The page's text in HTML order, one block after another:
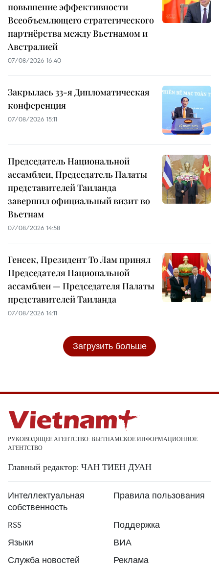
повышение эффективности
Всеобъемлющего стратегического
партнёрства между Вьетнамом и
Австралией
07/08/2026 16:40
Закрылась 33-я Дипломатическая
конференция
07/08/2026 15:11
Председатель Национальной
ассамблеи, Председатель Палаты
представителей Таиланда
завершил официальный визит во
Вьетнам
07/08/2026 14:58
Генсек, Президент То Лам принял
Председателя Национальной
ассамблеи — Председателя Палаты
представителей Таиланда
07/08/2026 14:11
Загрузить больше
РУКОВОДЯЩЕЕ АГЕНТСТВО: ВЬЕТНАМСКОЕ ИНФОРМАЦИОННОЕ
АГЕНТСТВО
Главный редактор: ЧАН ТИЕН ДУАН
Интеллектуальная
собственность
Правила пользования
RSS
Поддержка
Языки
ВИА
Служба новостей
Реклама